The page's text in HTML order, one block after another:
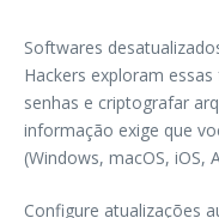
Softwares
Hackers exploram
senhas e criptografar
informação exige que
(Windows, macOS, iOS,
Configure atualizações